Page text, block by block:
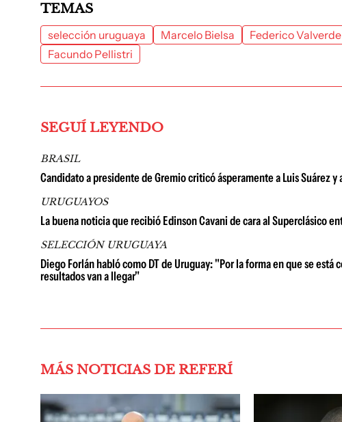
TEMAS
selección uruguaya Marcelo Bielsa Federico Valverde
Facundo Pellistri
SEGUÍ LEYENDO
BRASIL
Candidato a presidente de Gremio criticó ásperamente a Luis Suárez
URUGUAYOS
La buena noticia que recibió Edinson Cavani de cara al Superclásico
SELECCIÓN URUGUAYA
Diego Forlán habló como DT de Uruguay: "Por la forma en que se
resultados van a llegar"
MÁS NOTICIAS DE REFERÍ